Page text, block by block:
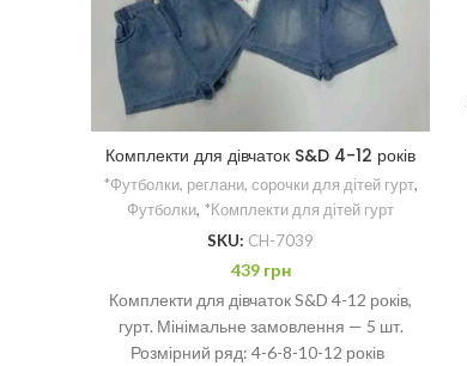
Комплекти для дівчаток S&D 4-12 років
*Футболки, реглани, сорочки для дітей гурт,
Футболки, *Комплекти для дітей гурт
SKU: CH-7039
439 грн
Комплекти для дівчаток S&D 4-12 років,
гурт. Мінімальне замовлення — 5 шт.
Розмірний ряд: 4-6-8-10-12 років